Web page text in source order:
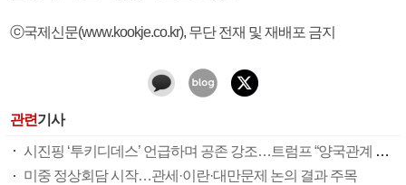
ⓒ국제신문(www.kookje.co.kr), 무단 전재 및 재배포 금지
관련기사
시진핑 ‘투키디데스’ 언급하며 공존 강조…트럼프 “양국관계 좋아질 것”
미중 정상회담 시작…관세·이란·대만문제 논의 결과 주목